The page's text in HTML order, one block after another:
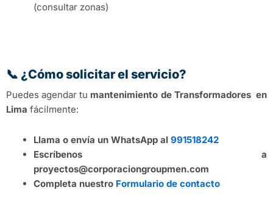
(consultar zonas)
📞 ¿Cómo solicitar el servicio?
Puedes agendar tu mantenimiento de Transformadores en
Lima fácilmente:
Llama o envía un WhatsApp al 991518242
Escríbenos a
proyectos@corporaciongroupmen.com
Completa nuestro Formulario de contacto